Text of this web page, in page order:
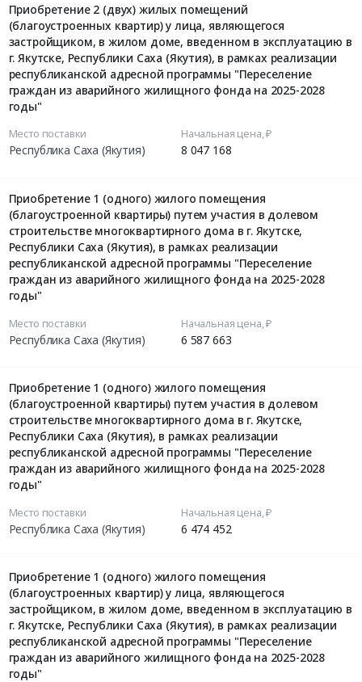
Приобретение 2 (двух) жилых помещений
(благоустроенных квартир) у лица, являющегося
застройщиком, в жилом доме, введенном в эксплуатацию в
г. Якутске, Республики Саха (Якутия), в рамках реализации
республиканской адресной программы "Переселение
граждан из аварийного жилищного фонда на 2025-2028
годы"
Место поставки
Республика Саха (Якутия)
Начальная цена, ₽
8 047 168
Приобретение 1 (одного) жилого помещения
(благоустроенной квартиры) путем участия в долевом
строительстве многоквартирного дома в г. Якутске,
Республики Саха (Якутия), в рамках реализации
республиканской адресной программы "Переселение
граждан из аварийного жилищного фонда на 2025-2028
годы"
Место поставки
Республика Саха (Якутия)
Начальная цена, ₽
6 587 663
Приобретение 1 (одного) жилого помещения
(благоустроенной квартиры) путем участия в долевом
строительстве многоквартирного дома в г. Якутске,
Республики Саха (Якутия), в рамках реализации
республиканской адресной программы "Переселение
граждан из аварийного жилищного фонда на 2025-2028
годы"
Место поставки
Республика Саха (Якутия)
Начальная цена, ₽
6 474 452
Приобретение 1 (одного) жилого помещения
(благоустроенных квартир) у лица, являющегося
застройщиком, в жилом доме, введенном в эксплуатацию в
г. Якутске, Республики Саха (Якутия), в рамках реализации
республиканской адресной программы "Переселение
граждан из аварийного жилищного фонда на 2025-2028
годы"